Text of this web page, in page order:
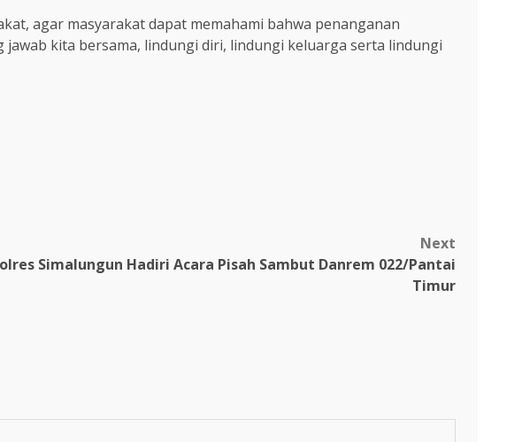
agar masyarakat dapat memahami bahwa penanganan
kita bersama, lindungi diri, lindungi keluarga serta lindungi
Next
Simalungun Hadiri Acara Pisah Sambut Danrem 022/Pantai
Timur